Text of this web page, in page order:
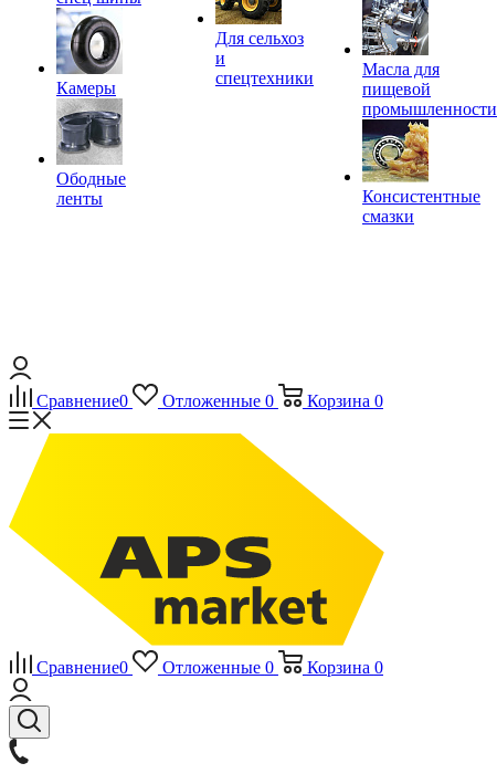
Камеры
Ободные
ленты
Для сельхоз
и
спецтехники
Масла для
пищевой
промышленности
Консистентные
смазки
Сравнение0 Отложенные 0 Корзина 0
Сравнение0 Отложенные 0 Корзина 0